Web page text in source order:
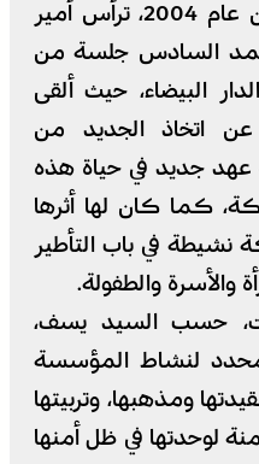
أنه في شهر ربيع النبوي من عام 2004، ترأس أمير
السادس جلسة من
البيضاء، حيث ألقى
عن اتخاذ الجديد من
عهد جديد في حياة هذه
كما كان لها أثرها
نشيطة في باب التأطير
والأسرة والطفولة.
حسب السيد يسف،
لنشاط المؤسسة
ومذهبها، وتربيتها
لوحدتها في ظل أمنها